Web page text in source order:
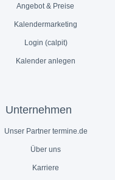
Angebot & Preise
Kalendermarketing
Login (calpit)
Kalender anlegen
Unternehmen
Unser Partner termine.de
Über uns
Karriere